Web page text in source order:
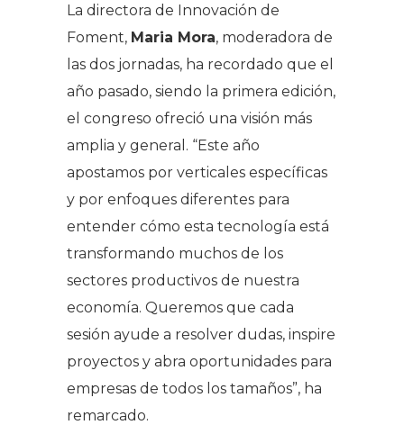
La directora de Innovación de
Foment, Maria Mora, moderadora de
las dos jornadas, ha recordado que el
año pasado, siendo la primera edición,
el congreso ofreció una visión más
amplia y general. “Este año
apostamos por verticales específicas
y por enfoques diferentes para
entender cómo esta tecnología está
transformando muchos de los
sectores productivos de nuestra
economía. Queremos que cada
sesión ayude a resolver dudas, inspire
proyectos y abra oportunidades para
empresas de todos los tamaños”, ha
remarcado.